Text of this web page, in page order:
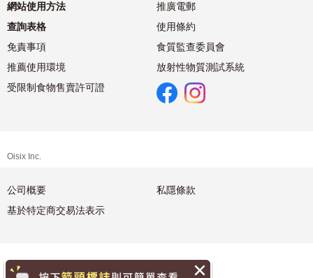
網站使用方法
推廣電郵
查詢表格
使用條約
免責事項
食質監查委員會
推薦使用環境
放射性物質測試系統
受限制食物售賣許可證
Oisix Inc.
公司概要
私隱條款
基於特定商交易法表示
繁體中文